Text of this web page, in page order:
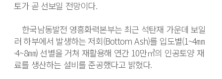
토가 곧 선보일 전망이다.
한국남동발전 영흥화력본부는 최근 석탄재 가운데 보일
러 하부에서 발생하는 저회(Bottom Ash)를 입도별(1~4㎜
·4~8㎜) 선별을 거쳐 재활용해 연간 10만㎥의 인공토양 재
료를 생산하는 설비를 준공했다고 밝혔다.